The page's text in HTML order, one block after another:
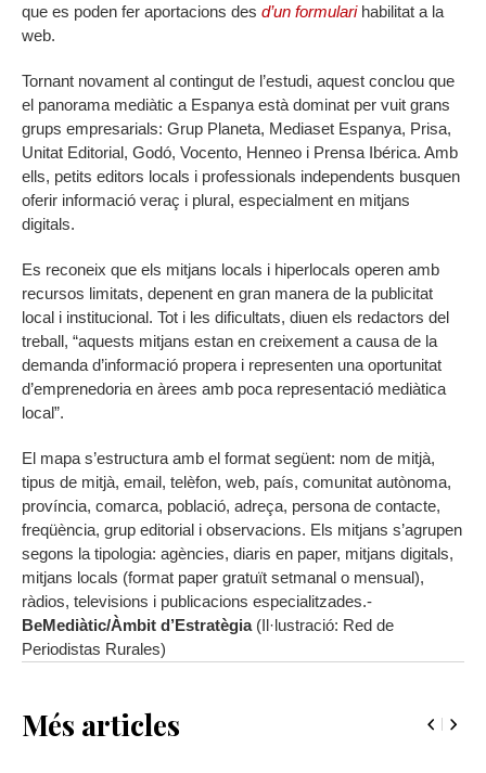
que es poden fer aportacions des d’un formularihabilitat a la
web.
Tornant novament al contingut de l’estudi, aquest conclou que
el panorama mediàtic a Espanya està dominat per vuit grans
grups empresarials: Grup Planeta, Mediaset Espanya, Prisa,
Unitat Editorial, Godó, Vocento, Henneo i Prensa Ibérica. Amb
ells, petits editors locals i professionals independents busquen
oferir informació veraç i plural, especialment en mitjans
digitals.
Es reconeix que els mitjans locals i hiperlocals operen amb
recursos limitats, depenent en gran manera de la publicitat
local i institucional. Tot i les dificultats, diuen els redactors del
treball, “aquests mitjans estan en creixement a causa de la
demanda d’informació propera i representen una oportunitat
d’emprenedoria en àrees amb poca representació mediàtica
local”.
El mapa s’estructura amb el format següent: nom de mitjà,
tipus de mitjà, email, telèfon, web, país, comunitat autònoma,
província, comarca, població, adreça, persona de contacte,
freqüència, grup editorial i observacions. Els mitjans s’agrupen
segons la tipologia: agències, diaris en paper, mitjans digitals,
mitjans locals (format paper gratuït setmanal o mensual),
ràdios, televisions i publicacions especialitzades.-
BeMediàtic/Àmbit d’Estratègia (Il·lustració: Red de
Periodistas Rurales)
Més articles